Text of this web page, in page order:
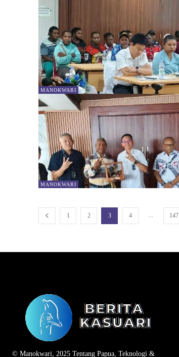
MANOKWARI
MANOKWARI
1 2 3 4 ... 147
© Manokwari, 2025 Tentang Papua, Teknologi &